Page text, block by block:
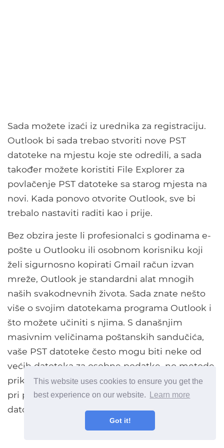
This website uses cookies to ensure you get the
best experience on our website.
Learn more
Got it!
Sada možete izaći iz urednika za registraciju.
Outlook bi sada trebao stvoriti nove PST
datoteke na mjestu koje ste odredili, a sada
također možete koristiti File Explorer za
povlačenje PST datoteke sa starog mjesta na
novi. Kada ponovo otvorite Outlook, sve bi
trebalo nastaviti raditi kao i prije.
Bez obzira jeste li profesionalci s godinama e-
pošte u Outlooku ili osobnom korisniku koji
želi sigurnosno kopirati Gmail račun izvan
mreže, Outlook je standardni alat mnogih
naših svakodnevnih života. Sada znate nešto
više o svojim datotekama programa Outlook i
što možete učiniti s njima. S današnjim
masivnim veličinama poštanskih sandučića,
vaše PST datoteke često mogu biti neke od
većih datoteka za osobne podatke, no metode
prikazane u ovom članku mogu vam pomoći
pri pohranjivanju datoteka na željenoj
datoteci.